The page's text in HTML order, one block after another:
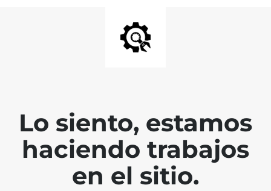
Lo siento, estamos
haciendo trabajos
en el sitio.